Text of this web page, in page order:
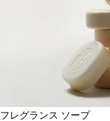
フレグランス ソープ